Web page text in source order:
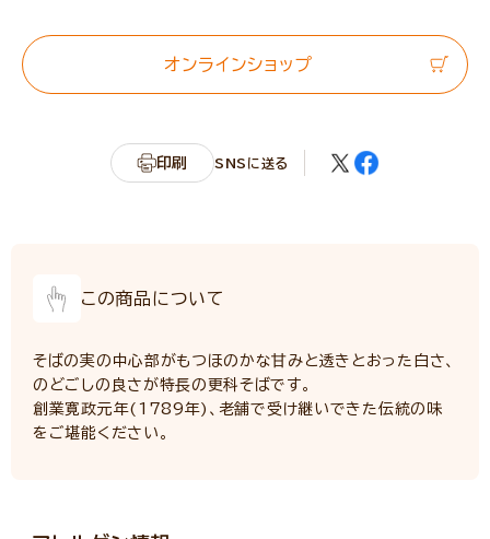
1.0g
炭水化物 78.3g
44mg
オンラインショップ
印刷 SNSに送る
この商品について
そばの実の中心部がもつほのかな甘みと透きとおった白さ、
のどごしの良さが特長の更科そばです。
創業寛政元年(1789年)、老舗で受け継いできた伝統の味
をご堪能ください。